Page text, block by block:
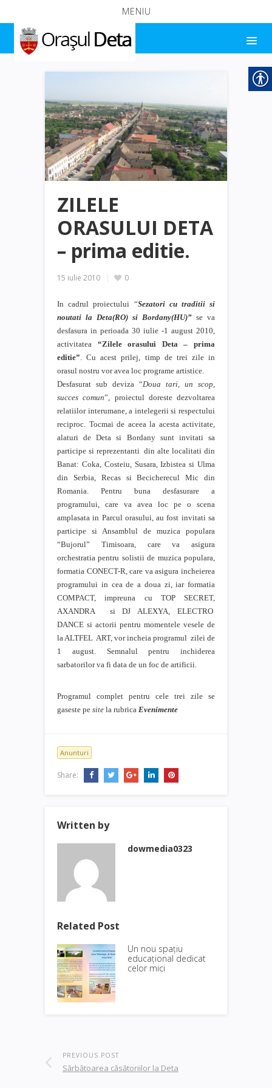
MENIU
ZILELE
ORASULUI DETA
– prima editie.
15 iulie 2010 0
In cadrul proiectului “Sezatori cu traditii si
noutati la Deta(RO) si Bordany(HU)” se va
desfasura in perioada 30 iulie -1 august 2010,
activitatea “Zilele orasului Deta – prima
editie” . Cu acest prilej, timp de trei zile in
orasul nostru vor avea loc programe artistice.
Desfasurat sub deviza “Doua tari, un scop,
succes comun”, proiectul doreste dezvoltarea
relatiilor interumane, a intelegerii si respectului
reciproc. Tocmai de aceea la acesta activitate,
alaturi de Deta si Bordany sunt invitati sa
participe si reprezentanti din alte localitati din
Banat: Coka, Costeiu, Susara, Izbistea si Ulma
din Serbia, Recas si Becicherecul Mic din
Romania. Pentru buna desfasurare a
programului, care va avea loc pe o scena
amplasata in Parcul orasului, au fost invitati sa
participe si Ansamblul de muzica populara
“Bujorul” Timisoara, care va asigura
orchestratia pentru solistii de muzica populara,
formatia CONECT-R, care va asigura incheierea
programului in cea de a doua zi, iar formatia
COMPACT, impreuna cu TOP SECRET,
AXANDRA
si DJ ALEXYA, ELECTRO
DANCE si actorii pentru momentele vesele de
la ALTFEL ART, vor incheia programul zilei de
1 august. Semnalul pentru inchiderea
sarbatorilor va fi data de un foc de artificii.
Programul complet pentru cele trei zile se
gaseste pe site la rubrica Evenimente
Anunturi
Share:
Written by
dowmedia0323
Related Post
Un nou spațiu
educațional dedicat
celor mici
PREVIOUS POST
Sărbătoarea căsătoriilor la Deta